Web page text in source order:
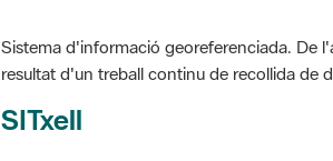
Sistema d'informació georeferenciada. De
resultat d'un treball continu de recollida de
SITxell